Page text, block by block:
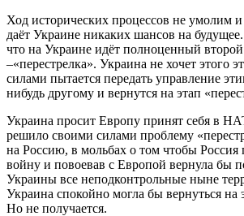
Ход исторических процессов не умолим
даёт Украине никаких шансов на
что на Украине идёт полноценный второй
–«перестрелка». Украина не хочет этого
силами пытается передать управление
нибудь другому и вернутся на этап
Украина просит Европу принят себя в
решило своими силами проблему
на Россию, в мольбах о том чтобы Россия
войну и повоевав с Европой вернула бы
Украины все неподконтрольные ныне
Украина спокойно могла бы вернуться на
Но не получается.